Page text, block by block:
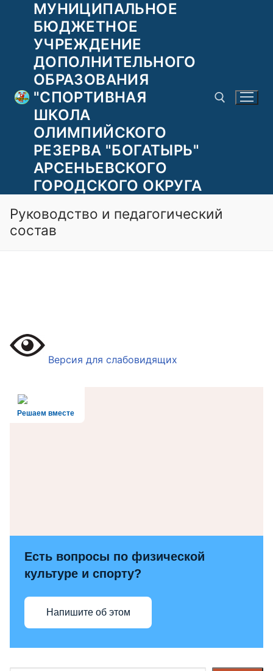
Перейти
содержимому
МУНИЦИПАЛЬНОЕ
БЮДЖЕТНОЕ
УЧРЕЖДЕНИЕ
ДОПОЛНИТЕЛЬНОГО
ОБРАЗОВАНИЯ
"СПОРТИВНАЯ
ШКОЛА
ОЛИМПИЙСКОГО
РЕЗЕРВА "БОГАТЫРЬ"
АРСЕНЬЕВСКОГО
ГОРОДСКОГО ОКРУГА
Найти:
Руководство и педагогический
состав
Версия для слабовидящих
Решаем вместе
Есть вопросы по физической
культуре и спорту?
Напишите об этом